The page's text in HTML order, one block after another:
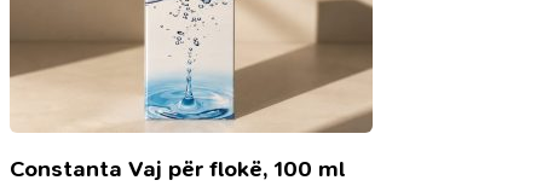
Constanta Vaj për flokë, 100 ml